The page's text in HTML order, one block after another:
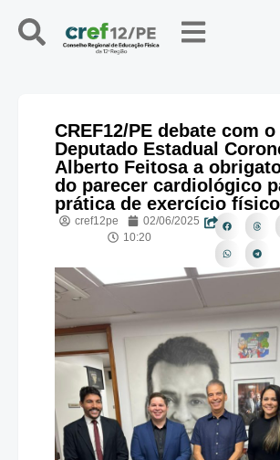
CREF12/PE debate com o
Deputado Estadual
Alberto Feitosa a
do parecer cardiológico
prática de exercício físico
cref12pe
02/06/2025
10:20